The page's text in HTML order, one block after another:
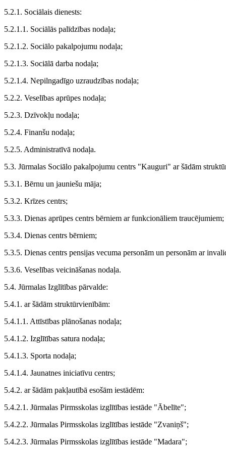
5.2.1. Sociālais dienests:
5.2.1.1. Sociālās palīdzības nodaļa;
5.2.1.2. Sociālo pakalpojumu nodaļa;
5.2.1.3. Sociālā darba nodaļa;
5.2.1.4. Nepilngadīgo uzraudzības nodaļa;
5.2.2. Veselības aprūpes nodaļa;
5.2.3. Dzīvokļu nodaļa;
5.2.4. Finanšu nodaļa;
5.2.5. Administratīvā nodaļa.
5.3. Jūrmalas Sociālo pakalpojumu centrs "Kauguri" ar šādām
5.3.1. Bērnu un jauniešu māja;
5.3.2. Krīzes centrs;
5.3.3. Dienas aprūpes centrs bērniem ar funkcionāliem traucējumiem;
5.3.4. Dienas centrs bērniem;
5.3.5. Dienas centrs pensijas vecuma personām un personām ar
5.3.6. Veselības veicināšanas nodaļa.
5.4. Jūrmalas Izglītības pārvalde:
5.4.1. ar šādām struktūrvienībām:
5.4.1.1. Attīstības plānošanas nodaļa;
5.4.1.2. Izglītības satura nodaļa;
5.4.1.3. Sporta nodaļa;
5.4.1.4. Jaunatnes iniciatīvu centrs;
5.4.2. ar šādām pakļautībā esošām iestādēm:
5.4.2.1. Jūrmalas Pirmsskolas izglītības iestāde "Ābelīte";
5.4.2.2. Jūrmalas Pirmsskolas izglītības iestāde "Zvaniņš";
5.4.2.3. Jūrmalas Pirmsskolas izglītības iestāde "Madara";